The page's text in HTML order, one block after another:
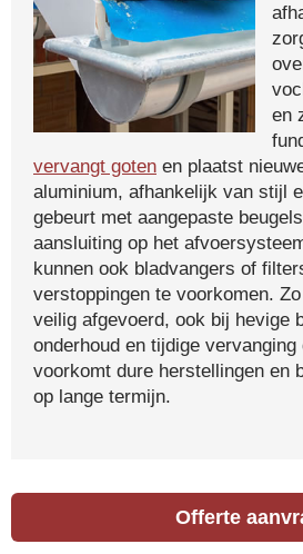
en
vervangt goten en plaatst
aluminium, afhankelijk van stijl
gebeurt met aangepaste
aansluiting op het
kunnen ook bladvangers of
verstoppingen te voorkomen.
veilig afgevoerd, ook bij hevige
onderhoud en tijdige
voorkomt dure herstellingen en
op lange termijn.
Offerte